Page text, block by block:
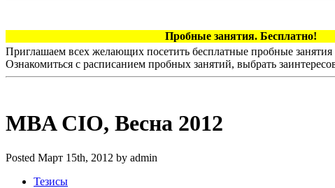
Пробные занятия. Бесплатно!
Приглашаем всех желающих посетить бесплатные пробные
Ознакомиться с расписанием пробных занятий, выбрать
MBA CIO, Весна 2012
Posted Март 15th, 2012 by admin
Тезисы